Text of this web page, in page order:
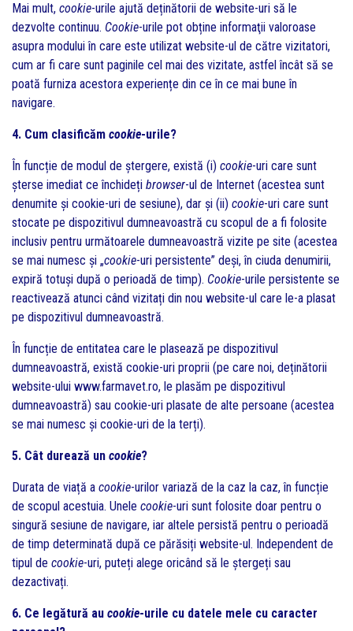
Mai mult, cookie-urile ajută deținătorii de website-uri să le
dezvolte continuu. Cookie-urile pot obține informaţii valoroase
asupra modului în care este utilizat website-ul de către vizitatori,
cum ar fi care sunt paginile cel mai des vizitate, astfel încât să se
poată furniza acestora experiențe din ce în ce mai bune în
navigare.
4. Cum clasificăm cookie-urile?
În funcție de modul de ștergere, există (i) cookie-uri care sunt
șterse imediat ce închideți browser-ul de Internet (acestea sunt
denumite și cookie-uri de sesiune), dar și (ii) cookie-uri care sunt
stocate pe dispozitivul dumneavoastră cu scopul de a fi folosite
inclusiv pentru următoarele dumneavoastră vizite pe site (acestea
se mai numesc și „cookie-uri persistente” deși, în ciuda denumirii,
expiră totuși după o perioadă de timp). Cookie-urile persistente se
reactivează atunci când vizitați din nou website-ul care le-a plasat
pe dispozitivul dumneavoastră.
În funcție de entitatea care le plasează pe dispozitivul
dumneavoastră, există cookie-uri proprii (pe care noi, deținătorii
website-ului www.farmavet.ro, le plasăm pe dispozitivul
dumneavoastră) sau cookie-uri plasate de alte persoane (acestea
se mai numesc și cookie-uri de la terți).
5. Cât durează un cookie?
Durata de viață a cookie-urilor variază de la caz la caz, în funcție
de scopul acestuia. Unele cookie-uri sunt folosite doar pentru o
singură sesiune de navigare, iar altele persistă pentru o perioadă
de timp determinată după ce părăsiți website-ul. Independent de
tipul de cookie-uri, puteți alege oricând să le ștergeți sau
dezactivați.
6. Ce legătură au cookie-urile cu datele mele cu caracter